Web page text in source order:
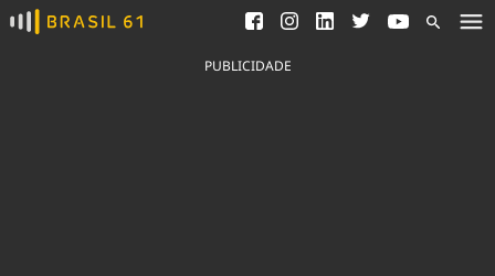
Ver todas as notícias
Saneamento
Indicadores
PUBLICIDADE